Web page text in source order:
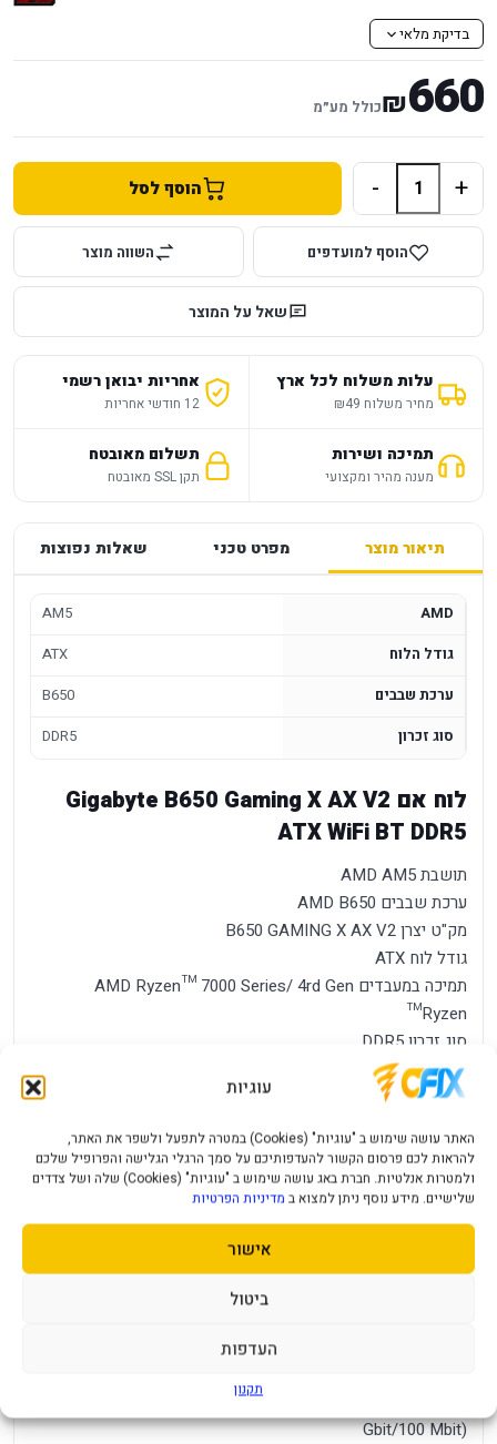
עוגיות
האתר עושה שימוש ב "עוגיות" (Cookies) במטרה לתפעל ולשפר את האתר,
להראות לכם פרסום הקשור להעדפותיכם על סמך הרגלי הגלישה והפרופיל שלכם
ולמטרות אנלטיות. חברת באג עושה שימוש ב "עוגיות" (Cookies) שלה ושל צדדים
שלישיים. מידע נוסף ניתן למצוא ב מדיניות הפרטיות
אישור
ביטול
העדפות
תקנון
בדיקת מלאי
660
₪כולל מע״מ
+
- הוסף לסל
הוסף למועדפים השווה מוצר
שאל על המוצר
עלות משלוח לכל ארץ
מחיר משלוח ₪49
אחריות יבואן רשמי
12 חודשי אחריות
תמיכה ושירות
מענה מהיר ומקצועי
תשלום מאובטח
תקן SSL מאובטח
תיאור מוצר מפרט טכני שאלות נפוצות
AMD
AM5
גודל הלוח
ATX
ערכת שבבים
B650
סוג זכרון
DDR5
לוח אם Gigabyte B650 Gaming X AX V2
ATX WiFi BT DDR5
תושבת AMD AM5
ערכת שבבים AMD B650
מק"ט יצרן B650 GAMING X AX V2
גודל לוח ATX
תמיכה במעבדים AMD Ryzen™ 7000 Series/ 4rd Gen
Ryzen™
סוג זכרון DDR5
תמיכה במקסימום תדר שעון 8000
כמות חריצי זכרון 4
חיבור HDMI 1
חיבור Display port 1
כמה מסכים ניתן לחבר בו זמנית 1
כרטיס רשת קווי Realtek® 2.5GbE LAN chip ( 2.5 Gbit/ 1
Gbit/100 Mbit)